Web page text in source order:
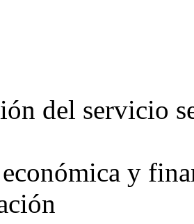
del servicio
y